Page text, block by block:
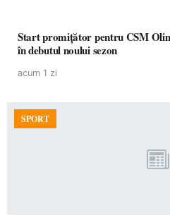
Start promițător pentru CSM
în debutul noului sezon
acum 1 zi
SPORT